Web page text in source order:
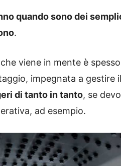
quando sono dei
.
che viene in mente è
impegnata a gestire
di tanto in tanto, se
ad esempio.